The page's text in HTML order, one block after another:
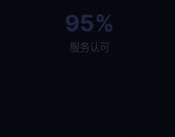
95%
服务认可